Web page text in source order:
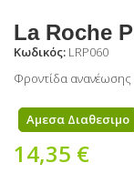
La Roche
Κωδικός: LRP060
Φροντίδα ανανέωσης
Αμεσα Διαθεσιμο
14,35 €